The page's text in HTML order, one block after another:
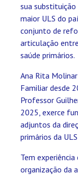
sua
maior ULS do
conjunto de
articulação
saúde primários.
Ana Rita
Familiar desde
Professor
2025, exerce
adjuntos da
primários da
Tem
organização da